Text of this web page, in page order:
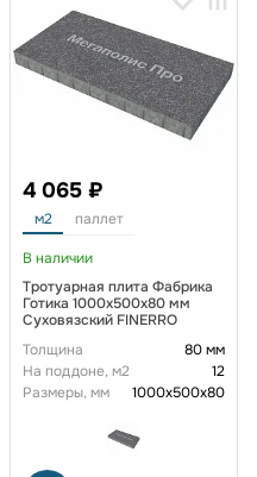
4 065 ₽
м2 паллет
В наличии
Тротуарная плита Фабрика
Готика 1000x500x80 мм
Суховязский FINERRO
Толщина
80 мм
На поддоне, м2
12
Размеры, мм
1000x500x80